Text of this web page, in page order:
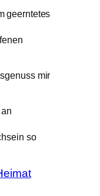
geerntetes
mir
so